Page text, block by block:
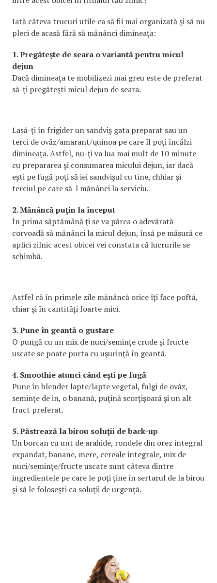
Iată câteva trucuri utile ca să fii mai organizată şi să nu
pleci de acasă fără să mănânci dimineaţa:
1. Pregăteşte de seara o variantă pentru micul
dejun
Dacă dimineaţa te mobilizezi mai greu este de preferat
să-ţi pregăteşti micul dejun de seara.
Lasă-ţi în frigider un sandviş gata preparat sau un
terci de ovăz/amarant/quinoa pe care îl poţi încălzi
dimineaţa. Astfel, nu-ţi va lua mai mult de 10 minute
cu prepararea şi consumarea micului dejun, iar dacă
eşti pe fugă poţi să iei sandvişul cu tine, chhiar şi
terciul pe care să-l mănânci la serviciu.
2. Mănâncă puţin la început
În prima săptămână ţi se va părea o adevărată
corvoadă să mănânci la micul dejun, însă pe măsură ce
aplici zilnic acest obicei vei constata că lucrurile se
schimbă.
Astfel că în primele zile mănâncă orice îţi face poftă,
chiar şi în cantităţi foarte mici.
3. Pune în geantă o gustare
O pungă cu un mix de nuci/seminţe crude şi fructe
uscate se poate purta cu uşurinţă în geantă.
4. Smoothie atunci când eşti pe fugă
Pune în blender lapte/lapte vegetal, fulgi de ovăz,
seminţe de in, o banană, puţină scorţişoară şi un alt
fruct preferat.
5. Păstrează la birou soluţii de back-up
Un borcan cu unt de arahide, rondele din orez integral
expandat, banane, mere, cereale integrale, mix de
nuci/seminţe/fructe uscate sunt câteva dintre
ingredientele pe care le poţi ţine în sertarul de la birou
şi să le foloseşti ca soluţii de urgenţă.